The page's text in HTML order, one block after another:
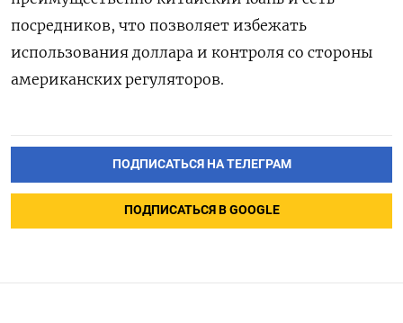
посредников, что позволяет избежать
использования доллара и контроля со стороны
американских регуляторов.
ПОДПИСАТЬСЯ НА ТЕЛЕГРАМ
ПОДПИСАТЬСЯ В GOOGLE